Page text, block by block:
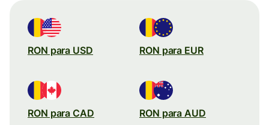
RON para USD RON para EUR
RON para CAD RON para AUD